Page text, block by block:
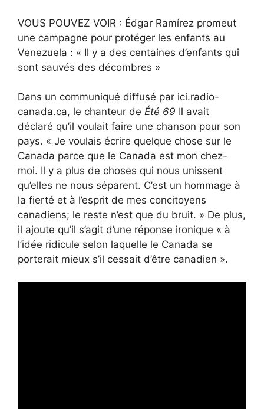
VOUS POUVEZ VOIR : Édgar Ramírez promeut
une campagne pour protéger les enfants au
Venezuela : « Il y a des centaines d’enfants qui
sont sauvés des décombres »
Dans un communiqué diffusé par ici.radio-
canada.ca, le chanteur de Été 69 Il avait
déclaré qu’il voulait faire une chanson pour son
pays. « Je voulais écrire quelque chose sur le
Canada parce que le Canada est mon chez-
moi. Il y a plus de choses qui nous unissent
qu’elles ne nous séparent. C’est un hommage à
la fierté et à l’esprit de mes concitoyens
canadiens; le reste n’est que du bruit. » De plus,
il ajoute qu’il s’agit d’une réponse ironique « à
l’idée ridicule selon laquelle le Canada se
porterait mieux s’il cessait d’être canadien ».